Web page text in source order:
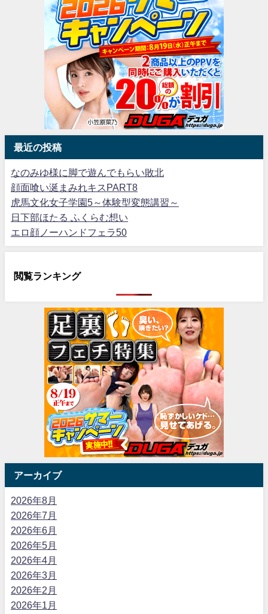
最近の投稿
なのみゆ様に脚で遊んでもらい敗北
顔面喰い涎まみれキスPART8
虎馬文化女子学園5～体験型変態講習～
日下部ほたる ふくらむ想い
エロ顔ノーハンドフェラ50
閲覧ランキング
アーカイブ
2026年8月
2026年7月
2026年6月
2026年5月
2026年4月
2026年3月
2026年2月
2026年1月